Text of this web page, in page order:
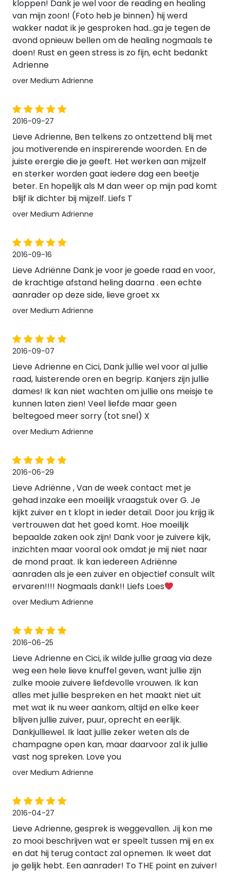
kloppen! Dank je wel voor de reading en healing
van mijn zoon! (Foto heb je binnen) hij werd
wakker nadat ik je gesproken had...ga je tegen de
avond opnieuw bellen om de healing nogmaals te
doen! Rust en geen stress is zo fijn, echt bedankt
Adrienne
over Medium Adrienne
2016-09-27
Lieve Adrienne, Ben telkens zo ontzettend blij met
jou motiverende en inspirerende woorden. En de
juiste erergie die je geeft. Het werken aan mijzelf
en sterker worden gaat iedere dag een beetje
beter. En hopelijk als M dan weer op mijn pad komt
blijf ik dichter bij mijzelf. Liefs T
over Medium Adrienne
2016-09-16
Lieve Adriënne Dank je voor je goede raad en voor,
de krachtige afstand heling daarna . een echte
aanrader op deze side, lieve groet xx
over Medium Adrienne
2016-09-07
Lieve Adrienne en Cici, Dank jullie wel voor al jullie
raad, luisterende oren en begrip. Kanjers zijn jullie
dames! Ik kan niet wachten om jullie ons meisje te
kunnen laten zien! Veel liefde maar geen
beltegoed meer sorry (tot snel) X
over Medium Adrienne
2016-06-29
Lieve Adriënne , Van de week contact met je
gehad inzake een moeilijk vraagstuk over G. Je
kijkt zuiver en t klopt in ieder detail. Door jou krijg ik
vertrouwen dat het goed komt. Hoe moeilijk
bepaalde zaken ook zijn! Dank voor je zuivere kijk,
inzichten maar vooral ook omdat je mij niet naar
de mond praat. Ik kan iedereen Adriënne
aanraden als je een zuiver en objectief consult wilt
ervaren!!!! Nogmaals dank!! Liefs Loes
over Medium Adrienne
2016-06-25
Lieve Adrienne en Cici, ik wilde jullie graag via deze
weg een hele lieve knuffel geven, want jullie zijn
zulke mooie zuivere liefdevolle vrouwen. Ik kan
alles met jullie bespreken en het maakt niet uit
met wat ik nu weer aankom, altijd en elke keer
blijven jullie zuiver, puur, oprecht en eerlijk.
Dankjulliewel. Ik laat jullie zeker weten als de
champagne open kan, maar daarvoor zal ik jullie
vast nog spreken. Love you
over Medium Adrienne
2016-04-27
Lieve Adrienne, gesprek is weggevallen. Jij kon me
zo mooi beschrijven wat er speelt tussen mij en ex
en dat hij terug contact zal opnemen. Ik weet dat
je gelijk hebt. Een aanrader! To THE point en zuiver!